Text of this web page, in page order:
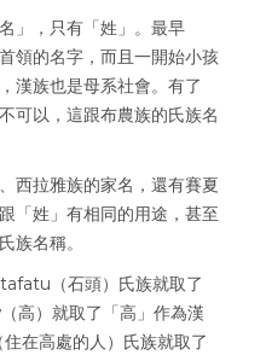
」，只有「姓」。最早
領的名字，而且一開始小孩
漢族也是母系社會。有了
可以，這跟布農族的氏族名
西拉雅族的家名，還有賽夏
「姓」有相同的用途，甚至
族名稱。
（石頭）氏族就取了
高）就取了「高」作為漢
在高處的人）氏族就取了